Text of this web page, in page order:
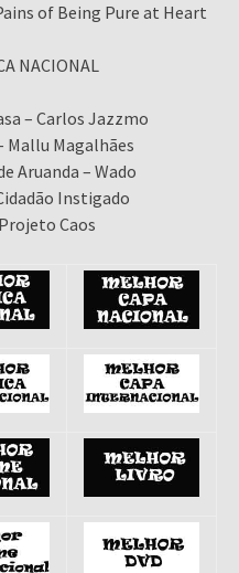
of Being Pure at Heart
NACIONAL
– Carlos Jazzmo
Mallu Magalhães
Aruanda – Wado
Instigado
Caos